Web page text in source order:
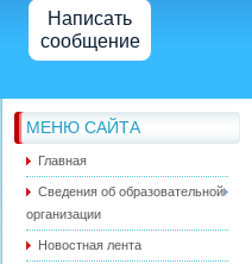
Написать
сообщение
МЕНЮ САЙТА
Главная
Сведения об образовательной
организации
Новостная лента